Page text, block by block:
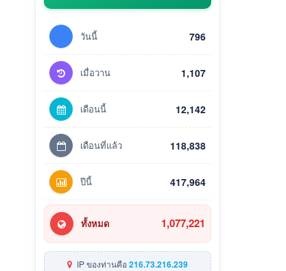
วันนี้ 796
เมื่อวาน 1,107
เดือนนี้ 12,142
เดือนที่แล้ว 118,838
ปีนี้ 417,964
ทั้งหมด 1,077,221
IP ของท่านคือ216.73.216.239